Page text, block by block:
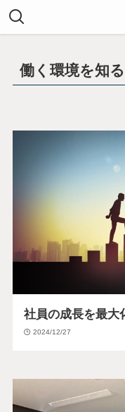
働く環境を知る
社員の成長を最大
2024/12/27